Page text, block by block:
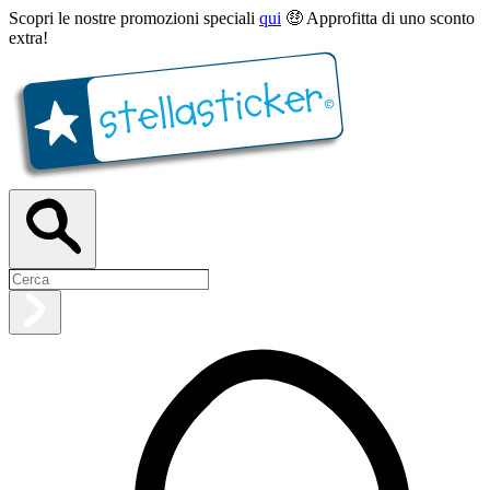
Scopri le nostre promozioni speciali qui 🤑 Approfitta di uno sconto
extra!